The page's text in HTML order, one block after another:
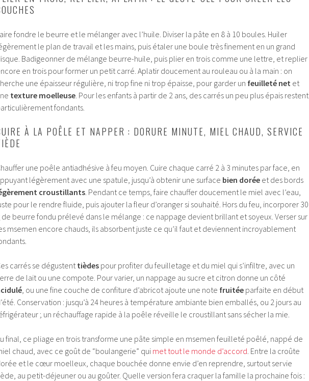
fondre le beurre et le mélanger avec l’huile. Diviser la pâte en 8 à 10 boules. Huiler
le plan de travail et les mains, puis étaler une boule très finement en un grand
Badigeonner de mélange beurre-huile, puis plier en trois comme une lettre, et replier
en trois pour former un petit carré. Aplatir doucement au rouleau ou à la main : on
une épaisseur régulière, ni trop fine ni trop épaisse, pour garder un feuilleté net et
texture moelleuse . Pour les enfants à partir de 2 ans, des carrés un peu plus épais restent
fondants.
À LA POÊLE ET NAPPER : DORURE MINUTE, MIEL CHAUD, SERVICE
une poêle antiadhésive à feu moyen. Cuire chaque carré 2 à 3 minutes par face, en
légèrement avec une spatule, jusqu’à obtenir une surface bien dorée et des bords
croustillants . Pendant ce temps, faire chauffer doucement le miel avec l’eau,
pour le rendre fluide, puis ajouter la fleur d’oranger si souhaité. Hors du feu, incorporer 30
de beurre fondu prélevé dans le mélange : ce nappage devient brillant et soyeux. Verser sur
msemen encore chauds, ils absorbent juste ce qu’il faut et deviennent incroyablement
carrés se dégustenttièdes pour profiter du feuilletage et du miel qui s’infiltre, avec un
de lait ou une compote. Pour varier, un nappage au sucre et citron donne un côté
, ou une fine couche de confiture d’abricot ajoute une note fruitée parfaite en début
Conservation : jusqu’à 24 heures à température ambiante bien emballés, ou 2 jours au
; un réchauffage rapide à la poêle réveille le croustillant sans sécher la mie.
final, ce pliage en trois transforme une pâte simple en msemen feuilleté poêlé, nappé de
chaud, avec ce goût de “boulangerie” qui met tout le monde d’accord . Entre la croûte
et le cœur moelleux, chaque bouchée donne envie d’en reprendre, surtout servie
au petit-déjeuner ou au goûter. Quelle version fera craquer la famille la prochaine fois :